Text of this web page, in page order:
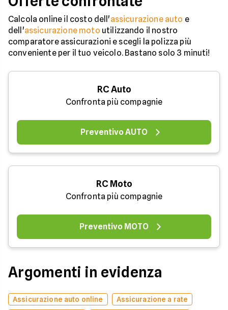
Calcola online il costo dell'assicurazione auto e
dell'assicurazione moto utilizzando il nostro
comparatore assicurazioni e scegli la polizza più
conveniente per il tuo veicolo. Bastano solo 3 minuti!
RC Auto
Confronta più compagnie
Preventivo AUTO
RC Moto
Confronta più compagnie
Preventivo MOTO
Argomenti in evidenza
Assicurazione auto online
Assicurazione a rate